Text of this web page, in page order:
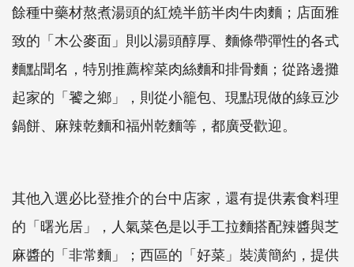
餘種中藥材熬煮湯頭的紅燒半筋半肉牛肉麵；店面雅
致的「木公麥面」則以湯頭醇厚、麵條帶彈性的各式
麵點聞名，特別推薦榨菜肉絲麵和排骨麵；從路邊攤
起家的「饕之鄉」，則從小籠包、現點現做的綠豆沙
鍋餅、麻辣乾麵和福州乾麵等，都廣受歡迎。
其他入選必比登推介的台中店家，還有提供素食料理
的「曙光居」，人氣菜色是以手工拉麵搭配辣醬與芝
麻醬的「非常麵」；西區的「好菜」裝潢簡約，提供